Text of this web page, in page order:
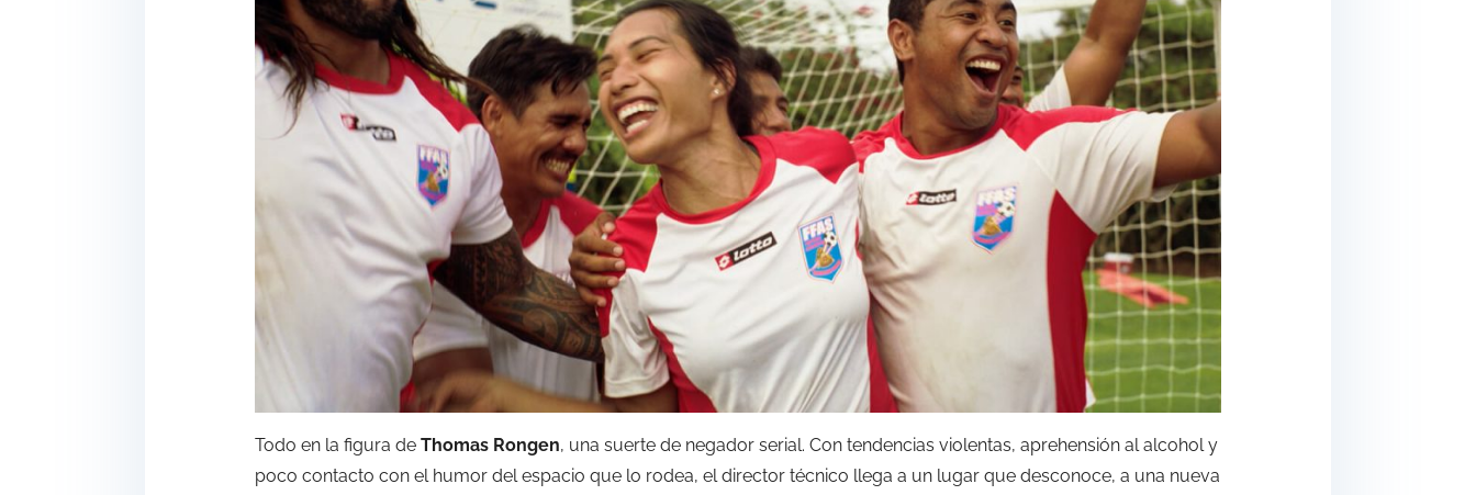
Todo en la figura de Thomas Rongen, una suerte de negador serial. Con tendencias violentas, aprehensión al alcohol y
poco contacto con el humor del espacio que lo rodea, el director técnico llega a un lugar que desconoce, a una nueva